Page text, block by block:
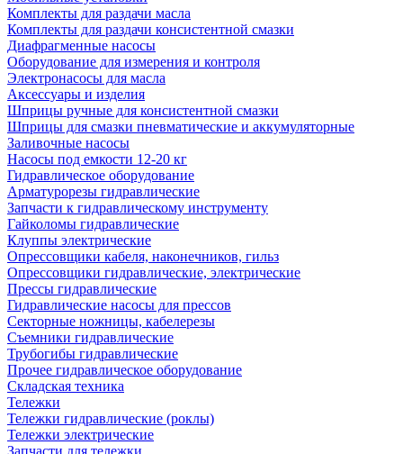
Комплекты для раздачи масла
Комплекты для раздачи консистентной смазки
Диафрагменные насосы
Оборудование для измерения и контроля
Электронасосы для масла
Аксессуары и изделия
Шприцы ручные для консистентной смазки
Шприцы для смазки пневматические и аккумуляторные
Заливочные насосы
Насосы под емкости 12-20 кг
Гидравлическое оборудование
Арматурорезы гидравлические
Запчасти к гидравлическому инструменту
Гайколомы гидравлические
Клуппы электрические
Опрессовщики кабеля, наконечников, гильз
Опрессовщики гидравлические, электрические
Прессы гидравлические
Гидравлические насосы для прессов
Секторные ножницы, кабелерезы
Съемники гидравлические
Трубогибы гидравлические
Прочее гидравлическое оборудование
Складская техника
Тележки
Тележки гидравлические (роклы)
Тележки электрические
Запчасти для тележки